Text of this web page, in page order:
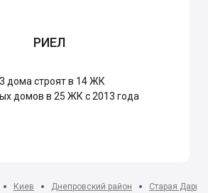
РИЕЛ
дома строят в 14 ЖК
домов в 25 ЖК с 2013 года
Киев Днепровский район Старая